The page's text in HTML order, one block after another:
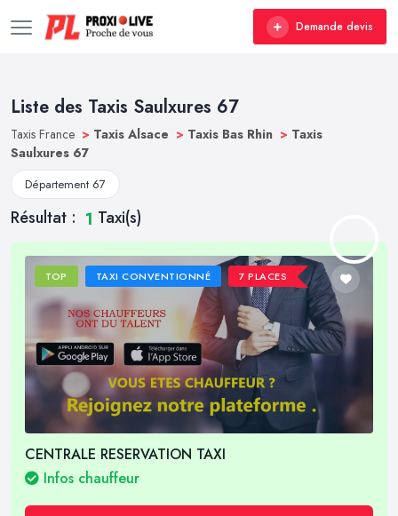
Demande devis
Liste des Taxis Saulxures 67
Taxis France > Taxis Alsace > Taxis Bas Rhin > Taxis
Saulxures 67
Département 67
Résultat : 1 Taxi(s)
TOP TAXI CONVENTIONNÉ 7 PLACES
CENTRALE RESERVATION TAXI
Infos chauffeur